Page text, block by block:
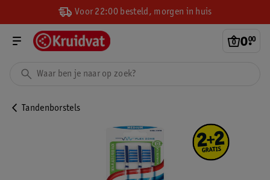
Voor 22:00 besteld, morgen in huis
0.
00
Tandenborstels